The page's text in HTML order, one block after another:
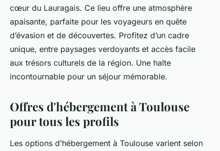
cœur du Lauragais. Ce lieu offre une atmosphère
apaisante, parfaite pour les voyageurs en quête
d’évasion et de découvertes. Profitez d’un cadre
unique, entre paysages verdoyants et accès facile
aux trésors culturels de la région. Une halte
incontournable pour un séjour mémorable.
Offres d'hébergement à Toulouse
pour tous les profils
Les options d’hébergement à Toulouse varient selon